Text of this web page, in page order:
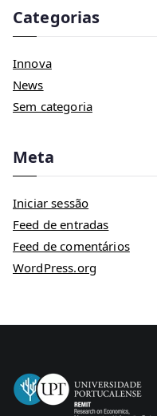
Categorias
Innova
News
Sem categoria
Meta
Iniciar sessão
Feed de entradas
Feed de comentários
WordPress.org